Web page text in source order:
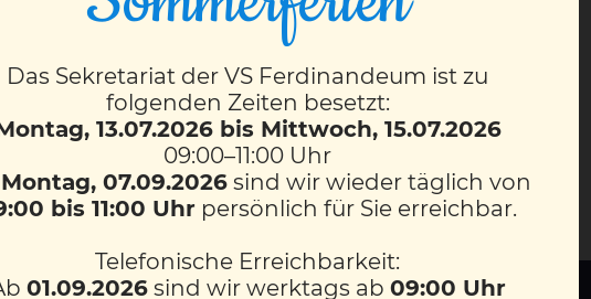
Das Sekretariat der VS Ferdinandeum ist zu
folgenden Zeiten besetzt:
13.07.2026 bis Mittwoch, 15.07.2026
09:00–11:00 Uhr
Montag, 07.09.2026sind wir wieder täglich von
bis 11:00 Uhr persönlich für Sie erreichbar.
Telefonische Erreichbarkeit:
01.09.2026sind wir werktags ab 09:00 Uhr